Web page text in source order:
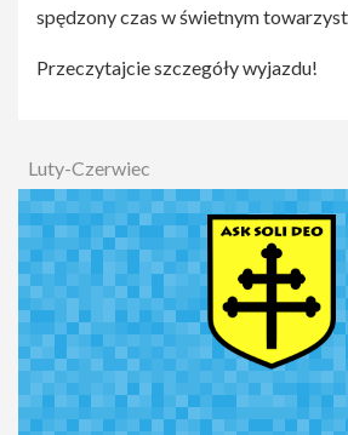
spędzony czas w świetnym
Przeczytajcie szczegóły wyjazdu!
Luty-Czerwiec